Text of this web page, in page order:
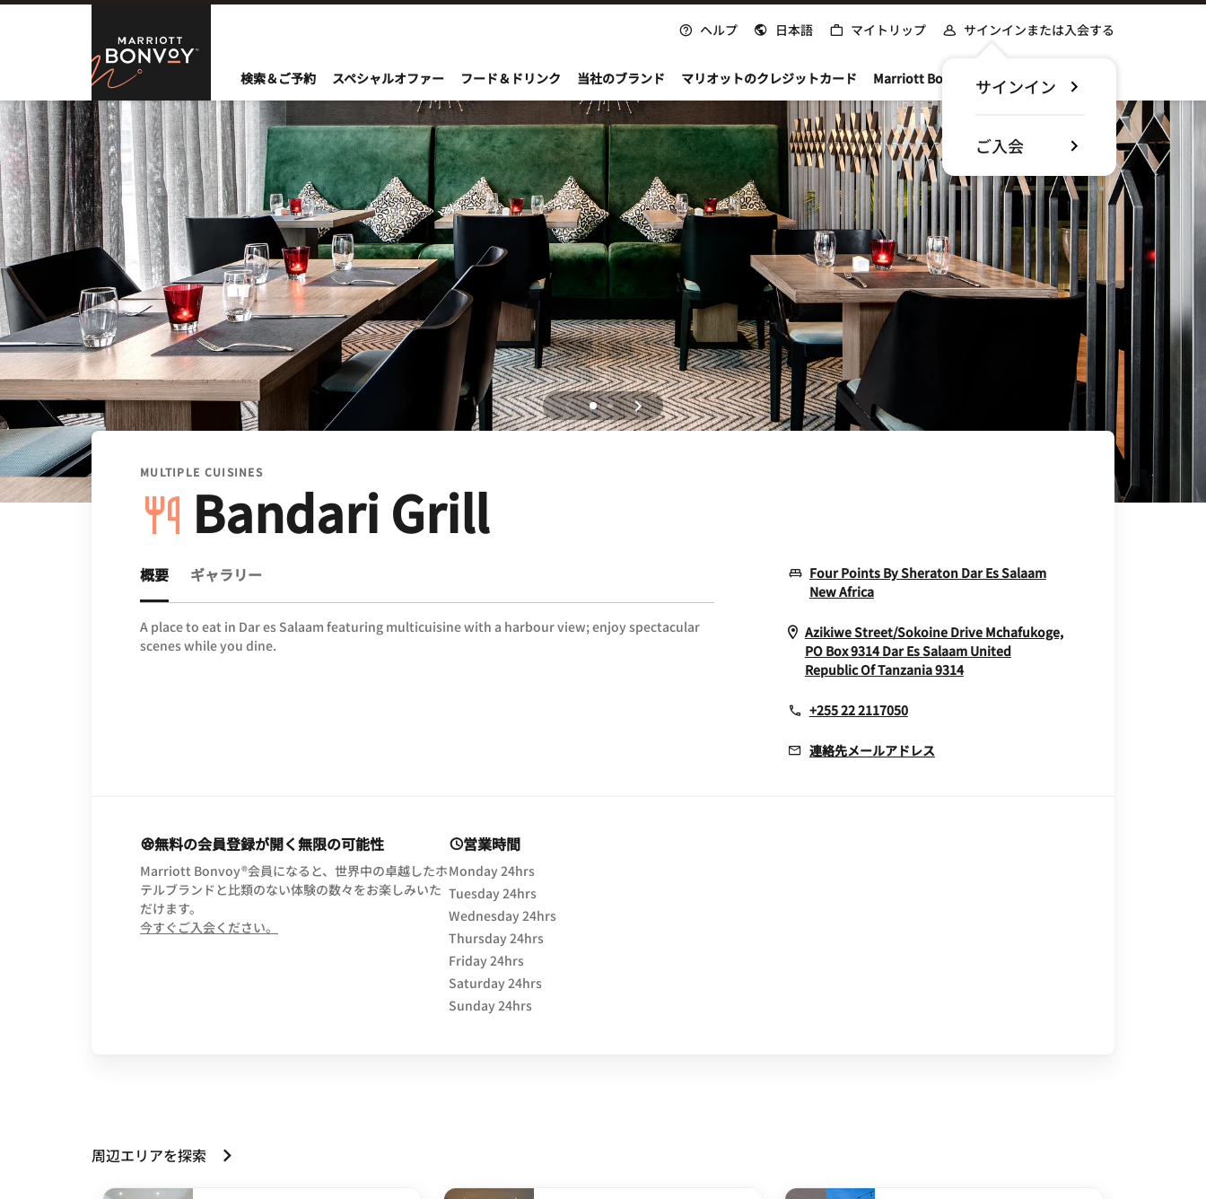
Skip to Content
Marriott Bonvoy
ヘルプ 日本語 マイトリップ サインインまたは入会する
サインイン
ご入会
検索＆ご予約 スペシャルオファー フード＆ドリンク 当社のブランド マリオットのクレジットカード Marriott Bonvoyについて
MULTIPLE CUISINES
Bandari Grill
概要 ギャラリー
A place to eat in Dar es Salaam featuring multicuisine with a harbour view; enjoy spectacular
scenes while you dine.
Four Points By Sheraton Dar Es Salaam
New AfricaOpens In New Window
Azikiwe Street/Sokoine Drive Mchafukoge,
PO Box 9314 Dar Es Salaam United
Republic Of Tanzania9314Opens In New Window
+255 22 2117050
連絡先メールアドレス
無料の会員登録が開く無限の可能性
Marriott Bonvoy®会員になると、世界中の卓越したホ
テルブランドと比類のない体験の数々をお楽しみいた
だけます。
今すぐご入会ください。
営業時間
Monday 24hrs
Tuesday 24hrs
Wednesday 24hrs
Thursday 24hrs
Friday 24hrs
Saturday 24hrs
Sunday 24hrs
周辺エリアを探索